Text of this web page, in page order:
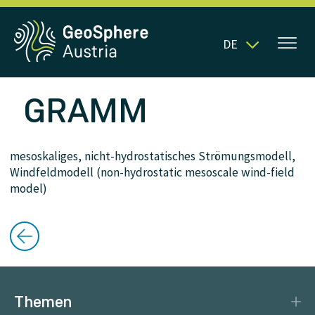
DE
GRAMM
mesoskaliges, nicht-hydrostatisches Strömungsmodell,
Windfeldmodell (non-hydrostatic mesoscale wind-field
model)
Themen